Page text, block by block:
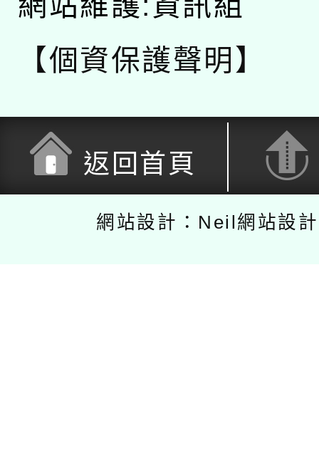
【個資保護聲明】
返回首頁
網站設計：Neil網站設